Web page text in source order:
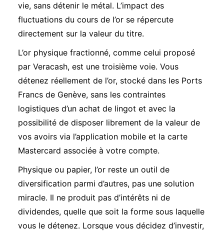
vie, sans détenir le métal. L’impact des
fluctuations du cours de l’or se répercute
directement sur la valeur du titre.
L’or physique fractionné, comme celui proposé
par Veracash, est une troisième voie. Vous
détenez réellement de l’or, stocké dans les Ports
Francs de Genève, sans les contraintes
logistiques d’un achat de lingot et avec la
possibilité de disposer librement de la valeur de
vos avoirs via l’application mobile et la carte
Mastercard associée à votre compte.
Physique ou papier, l’or reste un outil de
diversification parmi d’autres, pas une solution
miracle. Il ne produit pas d’intérêts ni de
dividendes, quelle que soit la forme sous laquelle
vous le détenez. Lorsque vous décidez d’investir,